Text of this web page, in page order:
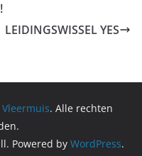
LEIDINGSWISSEL YES
Vleermuis. Alle rechten
Powered by WordPress.